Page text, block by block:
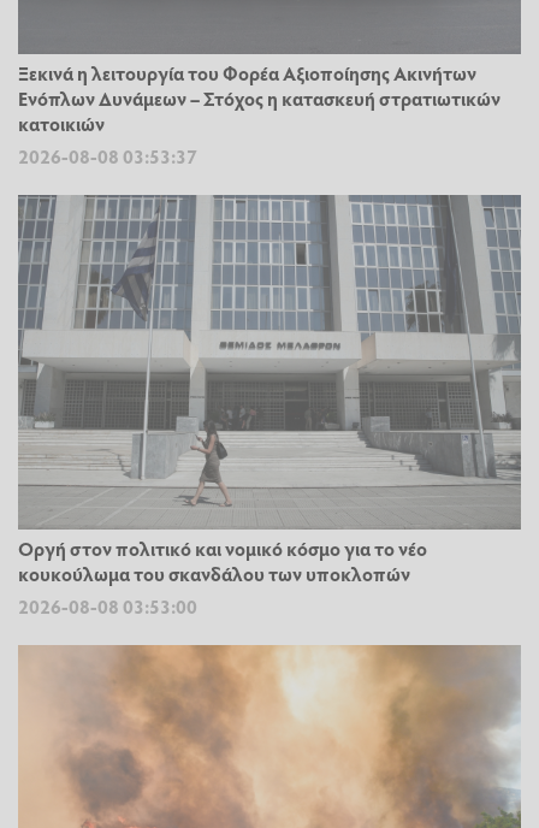
Ξεκινά η λειτουργία του Φορέα Αξιοποίησης Ακινήτων
Ενόπλων Δυνάμεων – Στόχος η κατασκευή στρατιωτικών
κατοικιών
2026-08-08 03:53:37
Οργή στον πολιτικό και νομικό κόσμο για το νέο
κουκούλωμα του σκανδάλου των υποκλοπών
2026-08-08 03:53:00